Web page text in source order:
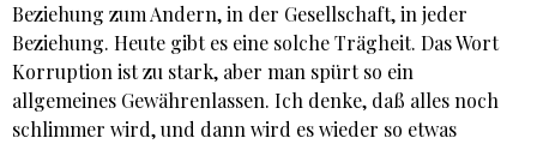
Beziehung zum Andern, in der Gesellschaft, in jeder
Beziehung. Heute gibt es eine solche Trägheit. Das Wort
Korruption ist zu stark, aber man spürt so ein
allgemeines Gewährenlassen. Ich denke, daß alles noch
schlimmer wird, und dann wird es wieder so etwas